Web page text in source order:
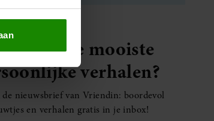
en om ons
social
u aan ze heeft
cookies als u
week de mooiste
verhalen?
nieuwsbrief van Vriendin: boordevol
en verhalen gratis in je inbox!